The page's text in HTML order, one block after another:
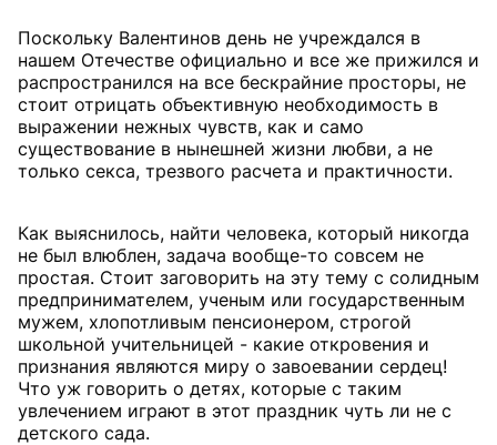
Поскольку Валентинов день не учреждался в
нашем Отечестве официально и все же прижился и
распространился на все бескрайние просторы, не
стоит отрицать объективную необходимость в
выражении нежных чувств, как и само
существование в нынешней жизни любви, а не
только секса, трезвого расчета и практичности.
Как выяснилось, найти человека, который никогда
не был влюблен, задача вообще-то совсем не
простая. Стоит заговорить на эту тему с солидным
предпринимателем, ученым или государственным
мужем, хлопотливым пенсионером, строгой
школьной учительницей - какие откровения и
признания являются миру о завоевании сердец!
Что уж говорить о детях, которые с таким
увлечением играют в этот праздник чуть ли не с
детского сада.